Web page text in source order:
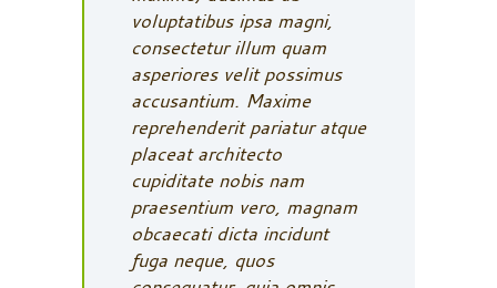
voluptatibus ipsa magni,
consectetur illum quam
asperiores velit possimus
accusantium. Maxime
reprehenderit pariatur atque
placeat architecto
cupiditate nobis nam
praesentium vero, magnam
obcaecati dicta incidunt
fuga neque, quos